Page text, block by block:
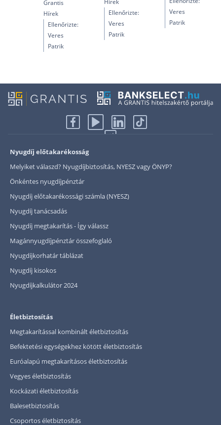
Grantis
Hírek
Ellenőrizte:
Veres
Patrik
Hírek
Ellenőrizte:
Veres
Patrik
Veres
Patrik
Nyugdíj előtakarékosság
Melyiket válaszd? Nyugdíjbiztosítás, NYESZ vagy ÖNYP?
Önkéntes nyugdíjpénztár
Nyugdíj előtakarékossági számla (NYESZ)
Nyugdíj tanácsadás
Nyugdíj megtakarítás - Így válassz
Magánnyugdíjpénztár összefoglaló
Nyugdíjkorhatár táblázat
Nyugdíj kisokos
Nyugdíjkalkulátor 2024
Életbiztosítás
Megtakarítással kombinált életbiztosítás
Befektetési egységekhez kötött életbiztosítás
Euróalapú megtakarításos életbiztosítás
Vegyes életbiztosítás
Kockázati életbiztosítás
Balesetbiztosítás
Csoportos életbiztosítás